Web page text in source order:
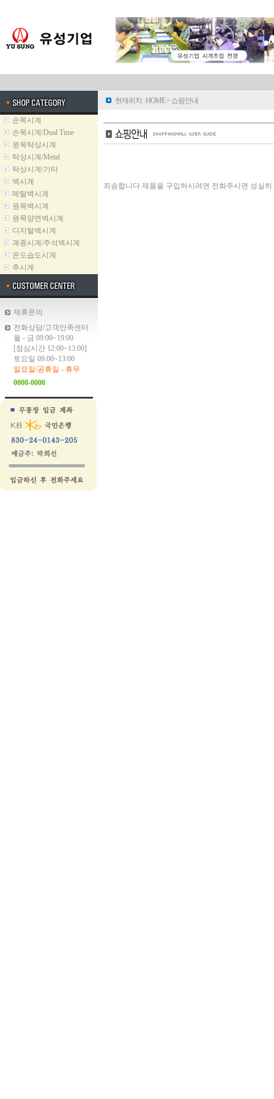
손목시계
손목시계/Dual Time
원목탁상시계
탁상시계/Metal
탁상시계/기타
벽시계
메탈벽시계
원목벽시계
원목양면벽시계
디지털벽시계
괘종시계/주석벽시계
온도습도시계
추시계
제휴문의
전화상담/고객만족센터
월 - 금 09:00~19:00
[점심시간 12:00~13:00]
토요일 09:00~13:00
일요일/공휴일 - 휴무
0000-0000
현재위치 :HOME> 쇼핑안내
죄송합니다 제품을 구입하시려면 전화주시면 성실